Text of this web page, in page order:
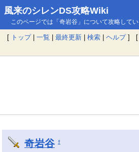
風来のシレンDS攻略Wiki
このページでは「奇岩谷」について攻略してい
[ トップ| 一覧 | 最終更新 | 検索 | ヘルプ] [
奇岩谷 †